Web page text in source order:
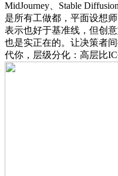
MidJourney、Stable
是所有工做都，平面设想
表示也好于基准线，但创
也是实正在的。让决策者
代你，层级分化：高层比